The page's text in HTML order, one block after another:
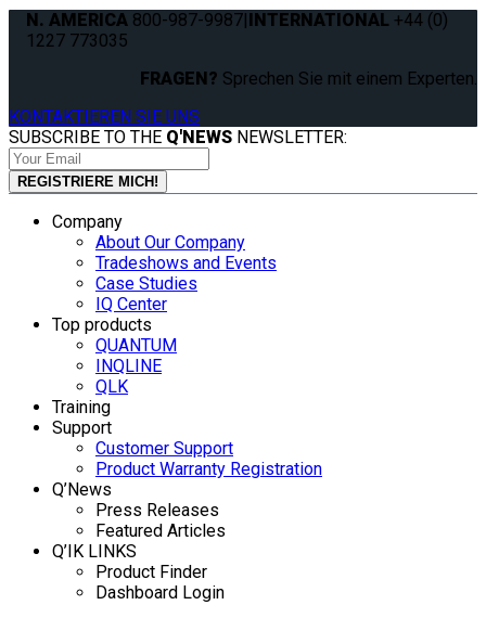
N. AMERICA 800-987-9987|INTERNATIONAL +44 (0)
1227 773035
FRAGEN? Sprechen Sie mit einem Experten.
KONTAKTIEREN SIE UNS
SUBSCRIBE TO THE Q'NEWS NEWSLETTER:
Company
About Our Company
Tradeshows and Events
Case Studies
IQ Center
Top products
QUANTUM
INQLINE
QLK
Training
Support
Customer Support
Product Warranty Registration
Q’News
Press Releases
Featured Articles
Q’IK LINKS
Product Finder
Dashboard Login